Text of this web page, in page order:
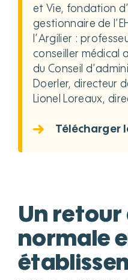
et Vie, fondation
gestionnaire de
l’Argilier :
conseiller médical
du Conseil
Doerler, directeur
Lionel Loreaux,
Télécharger
Un retour
normale